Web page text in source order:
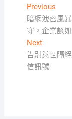
文
章
導
覽
Previous
post:
暗網洩密風
守，企業該
NextNext
post:
告別與世隔
信訊號